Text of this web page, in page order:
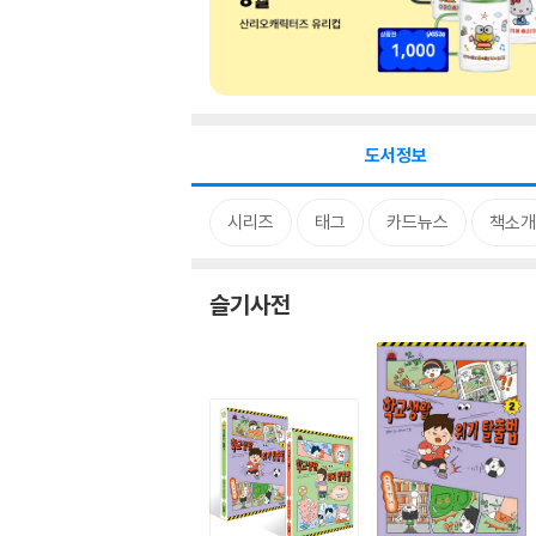
도서정보
시리즈 태그 카드뉴스 책소개
슬기사전